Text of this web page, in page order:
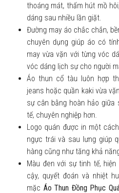
thoáng mát, thấm hút mồ
dáng sau nhiều lần giặt.
Đường may áo chắc chắn,
chuyên dụng giúp áo có
may vừa vặn với từng vóc
vóc dáng lịch sự cho người
Áo thun cổ tàu luôn hợp
jeans hoặc quần kaki vừa
sự cân bằng hoàn hảo giữa
tế, chuyên nghiệp hơn.
Logo quán được in một
ngực trái và sau lưng giúp
hàng cũng như tăng khả
Màu đen với sự tinh tế,
cậy, quyết đoán và nhiệt
mặc Áo Thun Đồng Phục